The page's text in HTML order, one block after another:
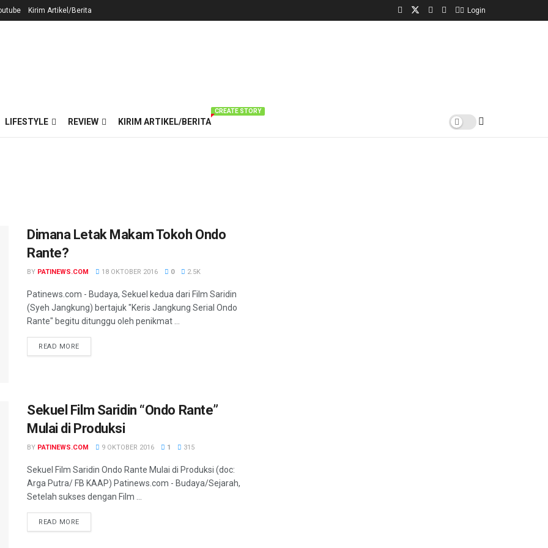
Kirim Artikel/Berita Login
LIFESTYLE REVIEW KIRIM ARTIKEL/BERITA
CREATE STORY
Dimana Letak Makam Tokoh Ondo
Rante?
BY PATINEWS.COM 18 OKTOBER 2016 0 2.5K
Patinews.com - Budaya, Sekuel kedua dari Film Saridin
(Syeh Jangkung) bertajuk "Keris Jangkung Serial Ondo
Rante" begitu ditunggu oleh penikmat ...
READ MOREDETAILS
Sekuel Film Saridin “Ondo Rante”
Mulai di Produksi
BY PATINEWS.COM 9 OKTOBER 2016 1 315
Sekuel Film Saridin Ondo Rante Mulai di Produksi (doc:
Arga Putra/ FB KAAP) Patinews.com - Budaya/Sejarah,
Setelah sukses dengan Film ...
READ MOREDETAILS